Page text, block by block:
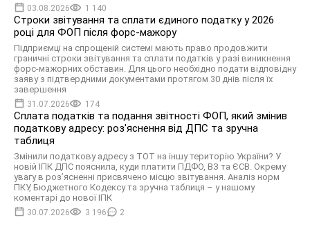
03.08.2026 1 140
Строки звітування та сплати єдиного податку у 2026
році для ФОП після форс-мажору
Підприємці на спрощеній системі мають право продовжити
граничні строки звітування та сплати податків у разі виникнення
форс-мажорних обставин. Для цього необхідно подати відповідну
заяву з підтвердними документами протягом 30 днів після їх
завершення
31.07.2026 174
Сплата податків та подання звітності ФОП, який змінив
податкову адресу: роз'яснення від ДПС та зручна
таблиця
Змінили податкову адресу з ТОТ на іншу територію України? У
новій ІПК ДПС пояснила, куди платити ПДФО, ВЗ та ЄСВ. Окрему
увагу в роз’ясненні присвячено місцю звітування. Аналіз норм
ПКУ, Бюджетного Кодексу та зручна таблиця – у нашому
коментарі до нової ІПК
30.07.2026 3 196 2